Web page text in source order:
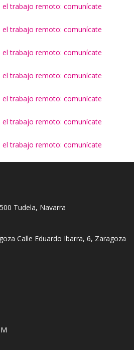
el trabajo remoto: comunícate
el trabajo remoto: comunícate
el trabajo remoto: comunícate
el trabajo remoto: comunícate
el trabajo remoto: comunícate
el trabajo remoto: comunícate
el trabajo remoto: comunícate
Tudela, Navarra
Calle Eduardo Ibarra, 6, Zaragoza